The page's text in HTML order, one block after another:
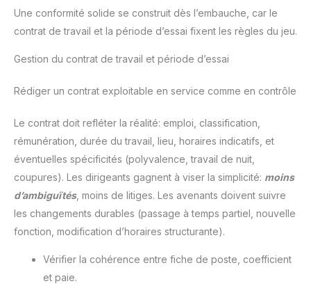
Une conformité solide se construit dès l’embauche, car le
contrat de travail et la période d’essai fixent les règles du jeu.
Gestion du contrat de travail et période d’essai
Rédiger un contrat exploitable en service comme en contrôle
Le contrat doit refléter la réalité: emploi, classification,
rémunération, durée du travail, lieu, horaires indicatifs, et
éventuelles spécificités (polyvalence, travail de nuit,
coupures). Les dirigeants gagnent à viser la simplicité: moins
d’ambiguïtés, moins de litiges. Les avenants doivent suivre
les changements durables (passage à temps partiel, nouvelle
fonction, modification d’horaires structurante).
Vérifier la cohérence entre fiche de poste, coefficient
et paie.